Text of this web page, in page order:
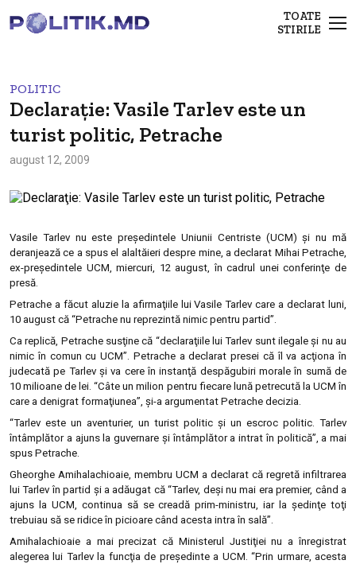
TOATE
STIRILE
POLITIC
Declaraţie: Vasile Tarlev este un
turist politic, Petrache
august 12, 2009
Vasile Tarlev nu este preşedintele Uniunii Centriste (UCM) şi nu mă
deranjează ce a spus el alaltăieri despre mine, a declarat Mihai Petrache,
ex-preşedintele UCM, miercuri, 12 august, în cadrul unei conferinţe de
presă.
Petrache a făcut aluzie la afirmaţiile lui Vasile Tarlev care a declarat luni,
10 august că “Petrache nu reprezintă nimic pentru partid”.
Ca replică, Petrache susţine că “declaraţiile lui Tarlev sunt ilegale şi nu au
nimic în comun cu UCM”. Petrache a declarat presei că îl va acţiona în
judecată pe Tarlev şi va cere în instanţă despăgubiri morale în sumă de
10 milioane de lei. “Câte un milion pentru fiecare lună petrecută la UCM în
care a denigrat formaţiunea”, şi-a argumentat Petrache decizia.
“Tarlev este un aventurier, un turist politic şi un escroc politic. Tarlev
întâmplător a ajuns la guvernare şi întâmplător a intrat în politică”, a mai
spus Petrache.
Gheorghe Amihalachioaie, membru UCM a declarat că regretă infiltrarea
lui Tarlev în partid şi a adăugat că “Tarlev, deşi nu mai era premier, când a
ajuns la UCM, continua să se creadă prim-ministru, iar la şedinţe toţi
trebuiau să se ridice în picioare când acesta intra în sală”.
Amihalachioaie a mai precizat că Ministerul Justiţiei nu a înregistrat
alegerea lui Tarlev la funcţia de preşedinte a UCM. “Prin urmare, acesta